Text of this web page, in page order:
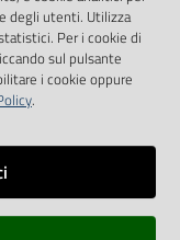
degli utenti. Utilizza
Per i cookie di
sul pulsante
i cookie oppure
.